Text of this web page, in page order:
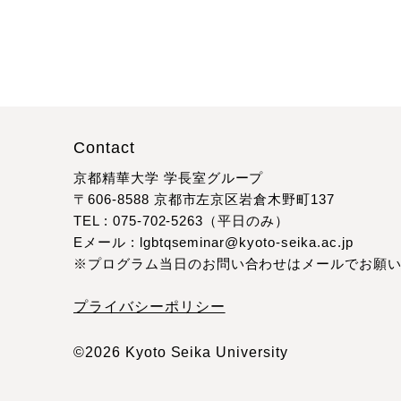
Contact
京都精華大学 学長室グループ
〒606-8588 京都市左京区岩倉木野町137
TEL : 075-702-5263（平日のみ）
Eメール : lgbtqseminar@kyoto-seika.ac.jp
※プログラム当日のお問い合わせはメールでお願い
プライバシーポリシー
©2026 Kyoto Seika University